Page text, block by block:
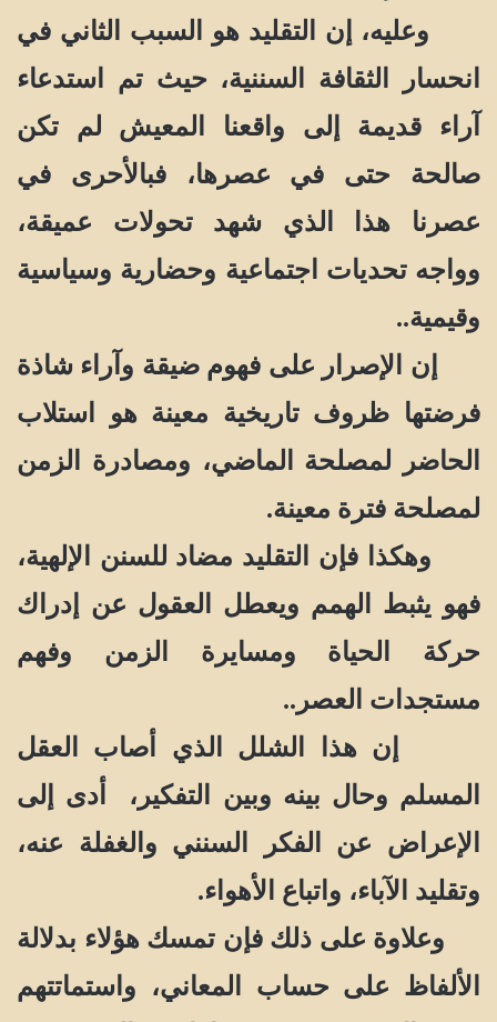
وعليه، إن التقليد هو السبب الثاني في
انحسار الثقافة السننية، حيث تم استدعاء
آراء قديمة إلى واقعنا المعيش لم تكن
صالحة حتى في عصرها، فبالأحرى في
عصرنا هذا الذي شهد تحولات عميقة،
وواجه تحديات اجتماعية وحضارية وسياسية
وقيمية..
إن الإصرار على فهوم ضيقة وآراء شاذة
فرضتها ظروف تاريخية معينة هو استلاب
الحاضر لمصلحة الماضي، ومصادرة الزمن
لمصلحة فترة معينة.
وهكذا فإن التقليد مضاد للسنن الإلهية،
فهو يثبط الهمم ويعطل العقول عن إدراك
حركة الحياة ومسايرة الزمن وفهم
مستجدات العصر..
إن هذا الشلل الذي أصاب العقل
المسلم وحال بينه وبين التفكير، أدى إلى
الإعراض عن الفكر السنني والغفلة عنه،
وتقليد الآباء، واتباع الأهواء.
وعلاوة على ذلك فإن تمسك هؤلاء بدلالة
الألفاظ على حساب المعاني، واستماتتهم